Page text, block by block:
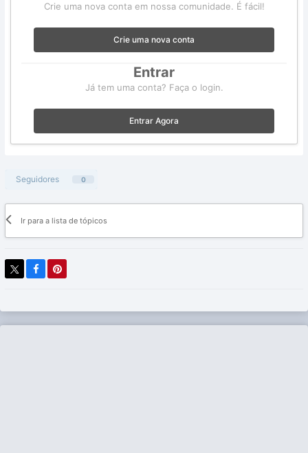
Crie uma nova conta em nossa comunidade. É fácil!
Crie uma nova conta
Entrar
Já tem uma conta? Faça o login.
Entrar Agora
Seguidores 0
Ir para a lista de tópicos